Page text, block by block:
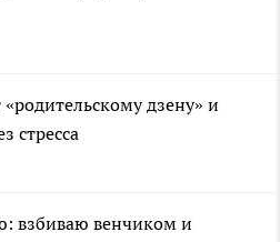
дзену» и
стресса
взбиваю венчиком и